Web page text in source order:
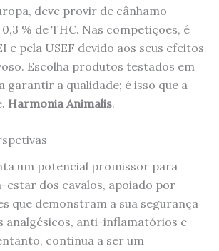
deve provir de cânhamo
% de THC. Nas competições, é
e pela USEF devido aos seus efeitos
Escolha produtos testados em
a qualidade; é isso que a
Harmonia Animalis.
um potencial promissor para
estar dos cavalos, apoiado por
que demonstram a sua segurança
analgésicos, anti-inflamatórios e
continua a ser um